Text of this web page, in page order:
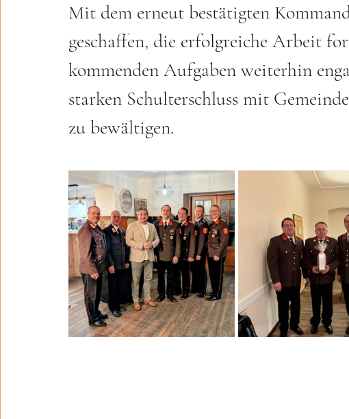
Mit dem erneut bestätigten
geschaffen, die erfolgreiche Arbeit
kommenden Aufgaben weiterhin
starken Schulterschluss mit
zu bewältigen.